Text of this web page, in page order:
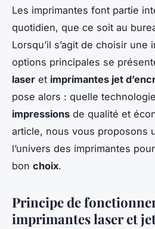
Les imprimantes font partie
quotidien, que ce soit au
Lorsqu’il s’agit de choisir une
options principales se
laser et imprimantes jet
pose alors : quelle
impressions de qualité et
article, nous vous proposons
l’univers des imprimantes
bon choix.
Principe de
imprimantes laser et